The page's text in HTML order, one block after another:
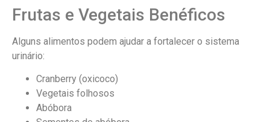
Frutas e Vegetais Benéficos
Alguns alimentos podem ajudar a fortalecer o sistema
urinário:
Cranberry (oxicoco)
Vegetais folhosos
Abóbora